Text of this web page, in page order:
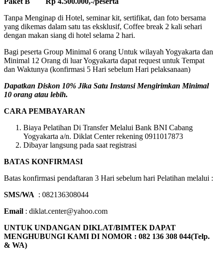
Tanpa Menginap di Hotel, seminar kit, sertifikat, dan foto bersama
yang dikemas dalam satu tas eksklusif, Coffee break 2 kali sehari
dengan makan siang di hotel selama 2 hari.
Bagi peserta Group Minimal 6 orang Untuk wilayah Yogyakarta dan
Minimal 12 Orang di luar Yogyakarta dapat request untuk Tempat
dan Waktunya (konfirmasi 5 Hari sebelum Hari pelaksanaan)
Dapatkan Diskon 10% Jika Satu Instansi Mengirimkan Minimal
10 orang atau lebih.
CARA PEMBAYARAN
Biaya Pelatihan Di Transfer Melalui Bank BNI Cabang
Yogyakarta a/n. Diklat Center rekening 0911017873
Dibayar langsung pada saat registrasi
BATAS KONFIRMASI
Batas konfirmasi pendaftaran 3 Hari sebelum hari Pelatihan melalui :
SMS/WA : 082136308044
Email : diklat.center@yahoo.com
UNTUK UNDANGAN DIKLAT/BIMTEK DAPAT
MENGHUBUNGI KAMI DI NOMOR : 082 136 308 044(Telp.
& WA)